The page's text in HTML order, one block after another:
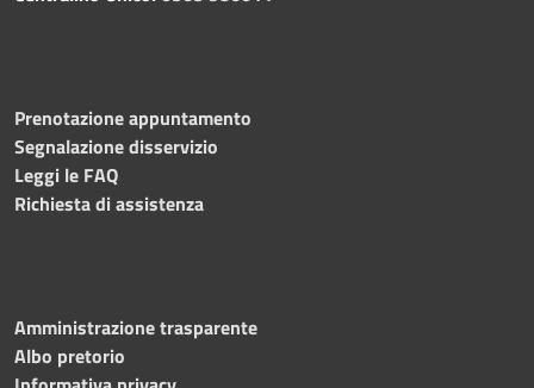
Prenotazione appuntamento
Segnalazione disservizio
Leggi le FAQ
Richiesta di assistenza
Amministrazione trasparente
Albo pretorio